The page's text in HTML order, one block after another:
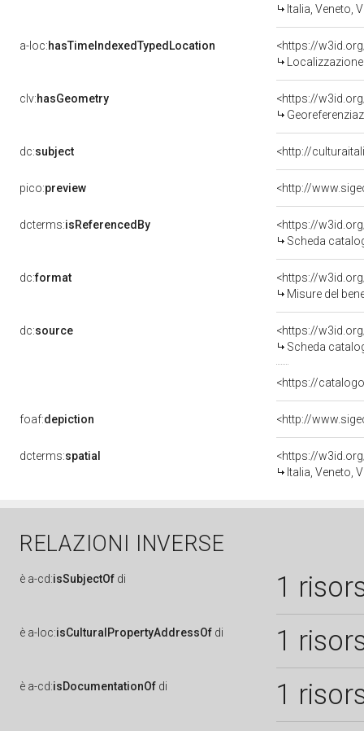
Italia, Veneto,
a-loc:hasTimeIndexedTypedLocation
<https://
clv:hasGeometry
<https://
dc:subject <http://
pico:preview
dcterms:isReferencedBy
<https://
Scheda
dc:format
<https://
Misure del
dc:source
<https://
Scheda
<https://
foaf:depiction
dcterms:spatial
<https://
Italia, Veneto,
RELAZIONI INVERSE
è a-cd:isSubjectOf di 1
è a-loc:isCulturalPropertyAddressOf di 1
è a-cd:isDocumentationOf di 1